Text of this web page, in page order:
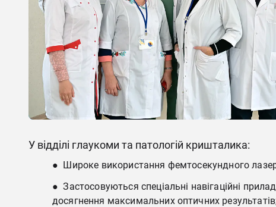
У відділі глаукоми та патологій кришталика:
● Широке використання фемтосекундного
● Застосовуються спеціальні навігаційні
досягнення максимальних оптичних